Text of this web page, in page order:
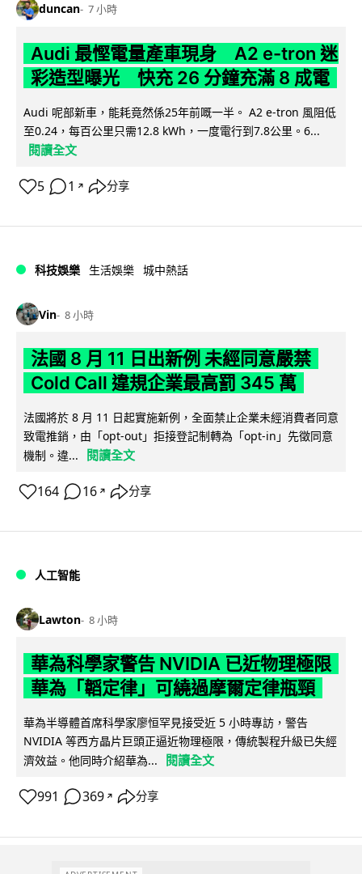
duncan 7 小時
Audi 最慳電量產車現身 A2 e-tron 迷
彩造型曝光 快充 26 分鐘充滿 8 成電
Audi 呢部新車，能耗竟然係25年前嘅一半。 A2 e-tron 風阻低
至0.24，每百公里只需12.8 kWh，一度電行到7.8公里。6...
閱讀全文
5 1 ↗ 分享
科技娛樂 生活娛樂 城中熱話
Vin 8 小時
法國 8 月 11 日出新例 未經同意嚴禁
Cold Call 違規企業最高罰 345 萬
法國將於 8 月 11 日起實施新例，全面禁止企業未經消費者同意
致電推銷，由「opt-out」拒接登記制轉為「opt-in」先徵同意
機制。違...
閱讀全文
164 16 ↗ 分享
人工智能
Lawton 8 小時
華為科學家警告 NVIDIA 已近物理極限
華為「韜定律」可繞過摩爾定律瓶頸
華為半導體首席科學家廖恒罕見接受近 5 小時專訪，警告
NVIDIA 等西方晶片巨頭正逼近物理極限，傳統製程升級已失經
濟效益。他同時介紹華為...
閱讀全文
991 369 ↗ 分享